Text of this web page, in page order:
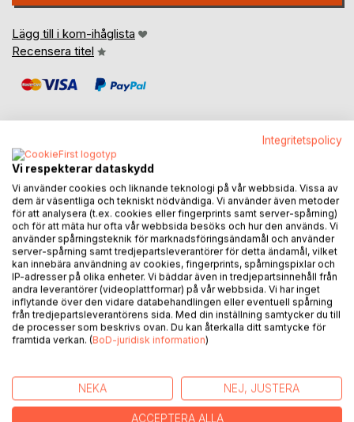
Lägg till i kom-ihåglista
Recensera titel
BESKRIVNING
Boken beskriver de utmaningar som kemikaliesamhället
står inför idag, men också varför dagens sätt att hantera
dessa inte fungerar särskilt bra. Författaren gör upp med
gamla tankesätt inom princip alla delar i samhället, inom
såväl myndighetsstyrning, affärsstrategier, vetenskapen,
det civila samhället och inte minst kemiindustrin.
Den cirkulära kemin beskrivs som ett affärstrategiskt nav i
den cirkulära ekonomin. Här föreslås istället nya kreativa
giftfria varor kan skapa vinster för både företagen och
samhället i stort.
Integritetspolicy
Vi respekterar dataskydd
Vi använder cookies och liknande teknologi på vår webbsida. Vissa av
dem är väsentliga och tekniskt nödvändiga. Vi använder även metoder
för att analysera (t.ex. cookies eller fingerprints samt server-spårning)
och för att mäta hur ofta vår webbsida besöks och hur den används. Vi
använder spårningsteknik för marknadsföringsändamål och använder
server-spårning samt tredjepartsleverantörer för detta ändamål, vilket
kan innebära användning av cookies, fingerprints, spårningspixlar och
IP-adresser på olika enheter. Vi bäddar även in tredjepartsinnehåll från
andra leverantörer (videoplattformar) på vår webbsida. Vi har inget
inflytande över den vidare databehandlingen eller eventuell spårning
från tredjepartsleverantörens sida. Med din inställning samtycker du till
de processer som beskrivs ovan. Du kan återkalla ditt samtycke för
framtida verkan. (BoD-juridisk information)
NEKA NEJ, JUSTERA
ACCEPTERA ALLA